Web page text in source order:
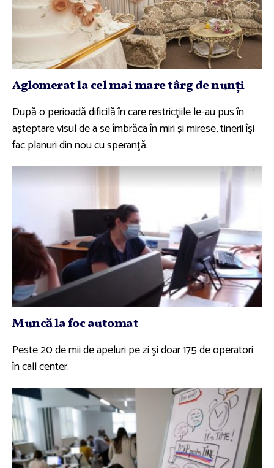
Aglomerat la cel mai mare târg de nunţi
După o perioadă dificilă în care restricţiile le-au pus în
aşteptare visul de a se îmbrăca în miri şi mirese, tinerii îşi
fac planuri din nou cu speranţă.
Muncă la foc automat
Peste 20 de mii de apeluri pe zi şi doar 175 de operatori
în call center.